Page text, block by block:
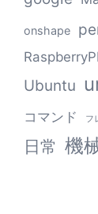
onshape
RaspberryPI
Ubuntu
コマンド フ
日常 機